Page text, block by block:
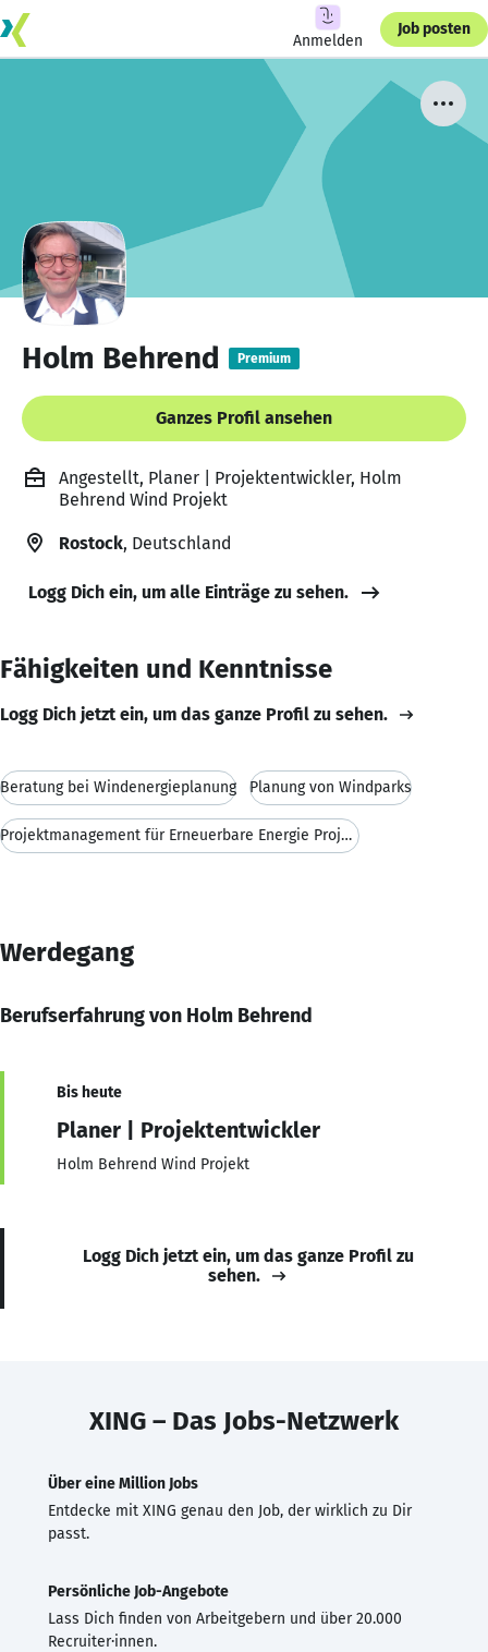
Anmelden
Job posten
Holm Behrend Premium
Ganzes Profil ansehen
Angestellt, Planer | Projektentwickler, Holm
Behrend Wind Projekt
Rostock, Deutschland
Logg Dich ein, um alle Einträge zu sehen.
Fähigkeiten und Kenntnisse
Logg Dich jetzt ein, um das ganze Profil zu sehen.
Beratung bei Windenergieplanung Planung von Windparks
Projektmanagement für Erneuerbare Energie Projekte
Werdegang
Berufserfahrung von Holm Behrend
Bis heute
Planer | Projektentwickler
Holm Behrend Wind Projekt
Logg Dich jetzt ein, um das ganze Profil zu
sehen.
XING – Das Jobs-Netzwerk
Über eine Million Jobs
Entdecke mit XING genau den Job, der wirklich zu Dir
passt.
Persönliche Job-Angebote
Lass Dich finden von Arbeitgebern und über 20.000
Recruiter·innen.